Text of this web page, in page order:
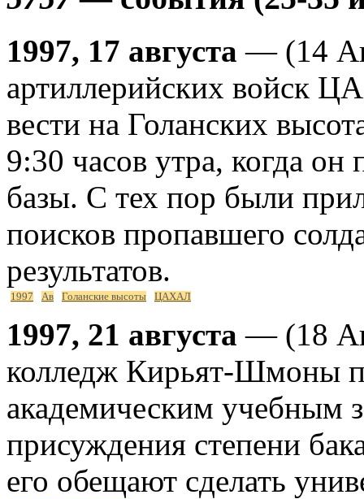
1997, 17 августа — (14
артиллерийских войск
вести на Голанских
9:30 часов утра, когда
базы. С тех пор были
поисков пропавшего
результатов.
1997 Ав Голанские высоты ЦАХАЛ
1997, 21 августа — (18
колледж Кирьят-Шмоны
академическим учебным
присуждения степени
его обещают сделать